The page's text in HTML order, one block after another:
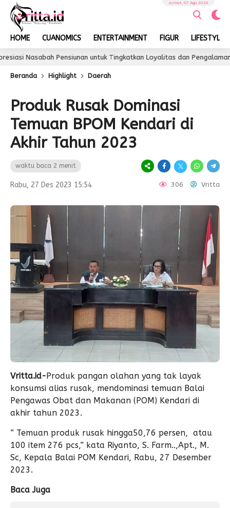
HOME CUANOMICS ENTERTAINMENT FIGUR LIFESTYLE
Jumat, 07 Agu 2026
Pensiunan untuk Tingkatkan Loyalitas dan Pengalaman Layanan
Beranda Highlight Daerah
Produk Rusak Dominasi
Temuan BPOM Kendari di
Akhir Tahun 2023
waktu baca 2 menit
Rabu, 27 Des 2023 15:54 306 Vritta
Vritta.id-Produk pangan olahan yang tak layak
konsumsi alias rusak, mendominasi temuan Balai
Pengawas Obat dan Makanan (POM) Kendari di
akhir tahun 2023.
” Temuan produk rusak hingga50,76 persen, atau
100 item 276 pcs,” kata Riyanto, S. Farm..,Apt., M.
Sc, Kepala Balai POM Kendari, Rabu, 27 Desember
2023.
Baca Juga